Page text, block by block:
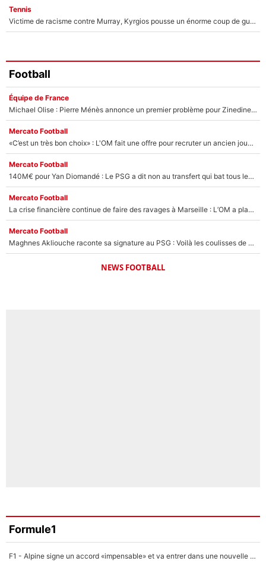
Tennis
Victime de racisme contre Murray, Kyrgios pousse un énorme coup de gueule !
Football
Équipe de France
Michael Olise : Pierre Ménès annonce un premier problème pour Zinedine Zidane en équipe de France
Mercato Football
«C’est un très bon choix» : L'OM fait une offre pour recruter un ancien joueur du PSG... et c'est validé dans l'After Foot !
Mercato Football
140M€ pour Yan Diomandé : Le PSG a dit non au transfert qui bat tous les records sur le mercato
Mercato Football
La crise financière continue de faire des ravages à Marseille : L’OM a placé 12 joueurs sur le marché des transferts… et ça pourrait lui rapporter près de 100M€ !
Mercato Football
Maghnes Akliouche raconte sa signature au PSG : Voilà les coulisses de son transfert de rêve à 50M€
NEWS FOOTBALL
Formule1
F1 - Alpine signe un accord «impensable» et va entrer dans une nouvelle dimension : Grande nouvelle pour Pierre Gasly !